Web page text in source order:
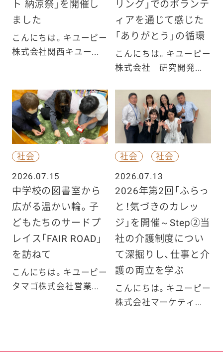
ト 納涼祭」を開催し
ました
こんにちは。キユーピー
株式会社関西キユー...
リング」でのボランテ
ィアを通じて感じた
「ありがとう」の循環
こんにちは。キユーピー
株式会社 研究開発...
社会
2026.07.15
中学校の図書室から
広がる温かい輪。子
どもたちのサードプ
レイス「FAIR ROAD」
を訪ねて
こんにちは。キユーピー
タマゴ株式会社営業...
社会
社会
2026.07.13
2026年第2回「ふらっ
と！気づきのカレッ
ジ」を開催～Step②当
社の介護制度につい
て深掘りし、仕事と介
護の両立を学ぶ
こんにちは。キユーピー
株式会社マーケティ...